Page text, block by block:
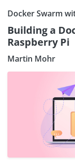
Docker Swarm
Building a
Raspberry Pi
Martin Mohr